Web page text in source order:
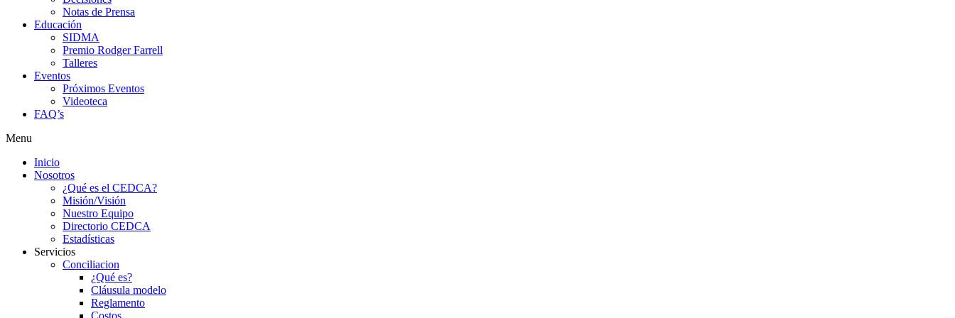
Notas de Prensa
Educación
SIDMA
Premio Rodger Farrell
Talleres
Eventos
Próximos Eventos
Videoteca
FAQ’s
Menu
Inicio
Nosotros
¿Qué es el CEDCA?
Misión/Visión
Nuestro Equipo
Directorio CEDCA
Estadísticas
Servicios
Conciliacion
¿Qué es?
Cláusula modelo
Reglamento
Costos